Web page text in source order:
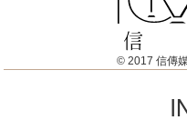
© 2017 信傳